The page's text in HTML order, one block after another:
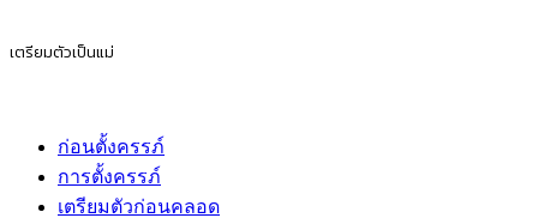
เตรียมตัวเป็นแม่
ก่อนตั้งครรภ์
การตั้งครรภ์
เตรียมตัวก่อนคลอด